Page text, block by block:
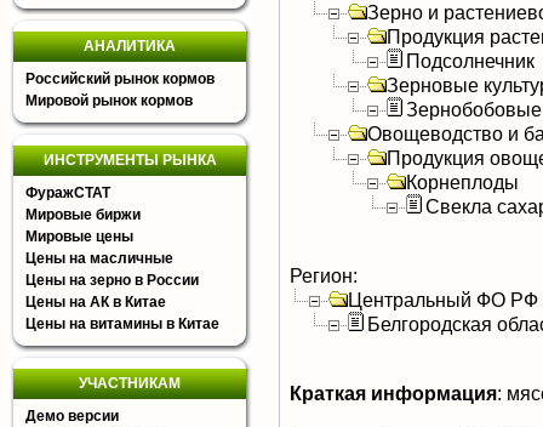
АНАЛИТИКА
Российский рынок кормов
Мировой рынок кормов
ИНСТРУМЕНТЫ РЫНКА
ФуражСТАТ
Мировые биржи
Мировые цены
Цены на масличные
Цены на зерно в России
Цены на АК в Китае
Цены на витамины в Китае
УЧАСТНИКАМ
Демо версии
Зерно и
Продукция
Подсолнечник
Зерновые
Зернобобовые
Овощеводство и
Продукция
Корнеплоды
Свекла
Регион:
Центральный ФО РФ
Белгородская
Краткая информация: